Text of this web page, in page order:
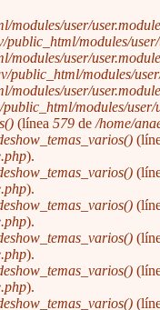
modules/user/user.module
public_html/modules/
modules/user/user.module
public_html/modules/
modules/user/user.module
modules/user/
(línea 579 de /home/
).
).
).
).
).